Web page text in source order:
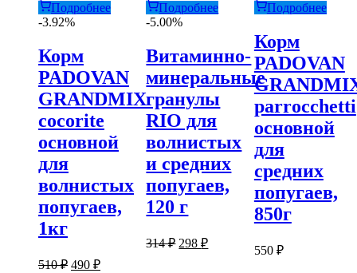
Подробнее
-3.92%
Корм
PADOVAN
GRANDMIX
cocorite
основной
для
волнистых
попугаев,
1кг
510₽ Первоначальная
490 ₽Текущая
Подробнее
-5.00%
Витаминно-
минеральные
гранулы
RIO для
волнистых
и средних
попугаев,
120 г
314₽ Первоначальная
298₽Текущая
Подробнее
Корм
PADOVAN
parroсchetti
основной
для
средних
попугаев,
850г
550 ₽